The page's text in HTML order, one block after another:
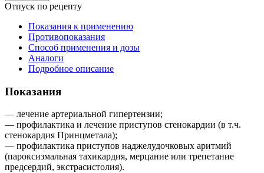
Отпуск по рецепту
Показания к применению
Противопоказания
Способ применения и дозы
Аналоги
Подробное описание
Показания
— лечение артериальной гипертензии;
— профилактика и лечение приступов стенокардии (в т.ч.
стенокардия Принцметала);
— профилактика приступов наджелудочковых аритмий
(пароксизмальная тахикардия, мерцание или трепетание
предсердий, экстрасистолия).